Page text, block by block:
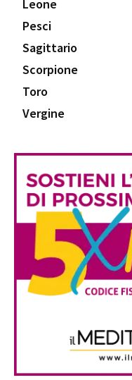
Leone
Pesci
Sagittario
Scorpione
Toro
Vergine